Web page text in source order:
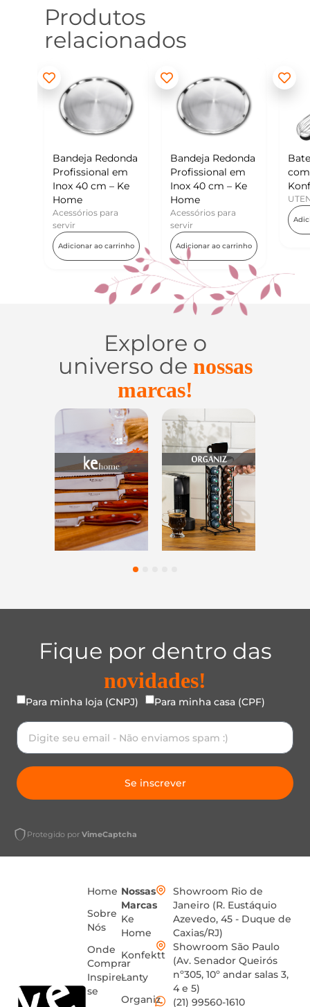
Produtos
relacionados
Bandeja Redonda
Profissional em
Inox 40 cm – Ke
Home
Acessórios para
servir
Adicionar ao carrinho
Batedor de Ovos
com Raspador –
Konfektt
UTENSÍLIOS
Adicionar ao carrinho
Explore o
universo de nossas
marcas!
Lar
Casa e
Organização
Utilidades
45
Fique por dentro das
novidades!
Para minha loja (CNPJ) Para minha casa (CPF)
Se inscrever
Protegido por VimeCaptcha
Home
Sobre
Nós
Onde
Comprar
Inspire-
se
Nossas
Marcas
Ke
Home
Konfektt
Lanty
Organiz
Showroom Rio de
Janeiro (R. Eustáquio
Azevedo, 45 - Duque de
Caxias/RJ)
Showroom São Paulo
(Av. Senador Queirós
nº305, 10º andar salas 3,
4 e 5)
(21) 99560-1610